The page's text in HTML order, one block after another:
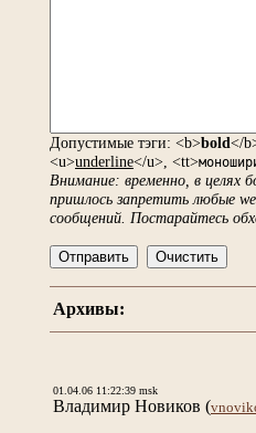
Допустимые тэги: <b>bold</
<u>underline</u>, <tt>
Внимание: временно, в целях
пришлось запретить любые
сообщений. Постарайтесь
Архивы:
01.04.06 11:22:39 msk
Владимир Новиков (